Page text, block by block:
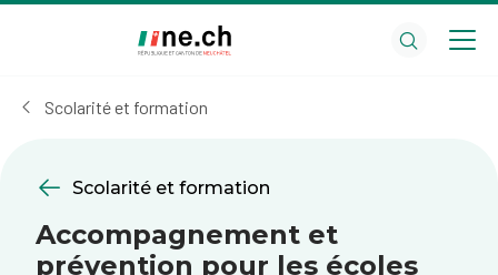
cookies
Scolarité et formation
Scolarité et formation
Accompagnement et
prévention pour les écoles